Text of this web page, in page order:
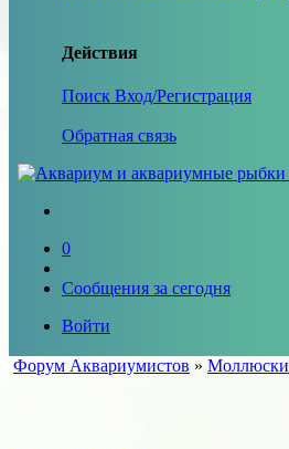
Действия
Поиск Вход/Регистрация
Обратная связь
0
Сообщения за сегодня
Войти
Форум Аквариумистов » Моллюски